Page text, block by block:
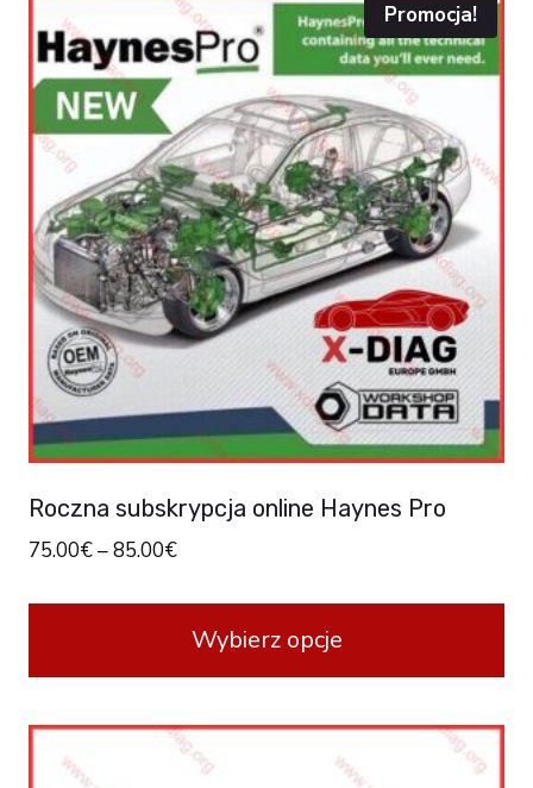
Promocja!
Roczna subskrypcja online Haynes Pro
75.00€–85.00€
Wybierz opcje
product
has